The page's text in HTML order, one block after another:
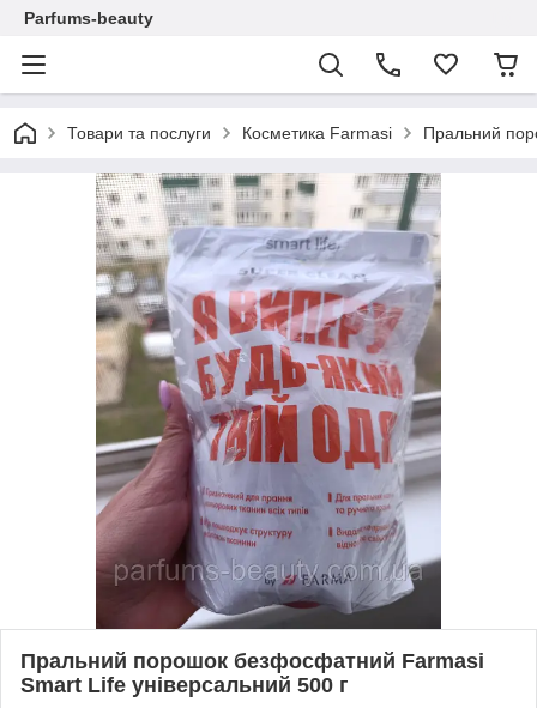
Parfums-beauty
Товари та послуги Косметика Farmasi Пральний
Пральний порошок безфосфатний Farmasi
Smart Life універсальний 500 г